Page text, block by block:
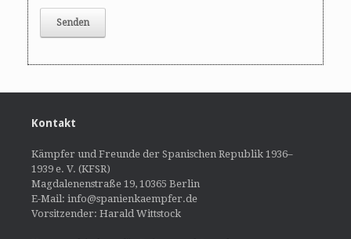
Kontakt
Kämpfer und Freunde der Spanischen Republik 1936–
1939 e. V. (KFSR)
Magdalenenstraße 19, 10365 Berlin
E-Mail: info@spanienkaempfer.de
Vorsitzender: Harald Wittstock